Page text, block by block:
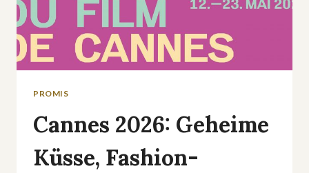
PROMIS
Cannes 2026: Geheime
Küsse, Fashion-